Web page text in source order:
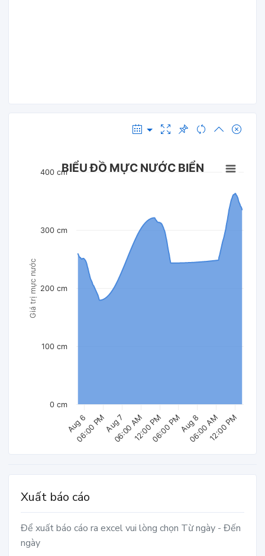
Giá trị mực nước
BIỂU ĐỒ MỰC NƯỚC BIỂN
Aug 6
06:00 PMAug 7
06:00 AM12:00 PM06:00 PMAug 8
06:00 AM12:00 PM
0 cm
100 cm
200 cm
300 cm
400 cm
Xuất báo cáo
Để xuất báo cáo ra excel vui lòng chọn Từ ngày - Đến
ngày